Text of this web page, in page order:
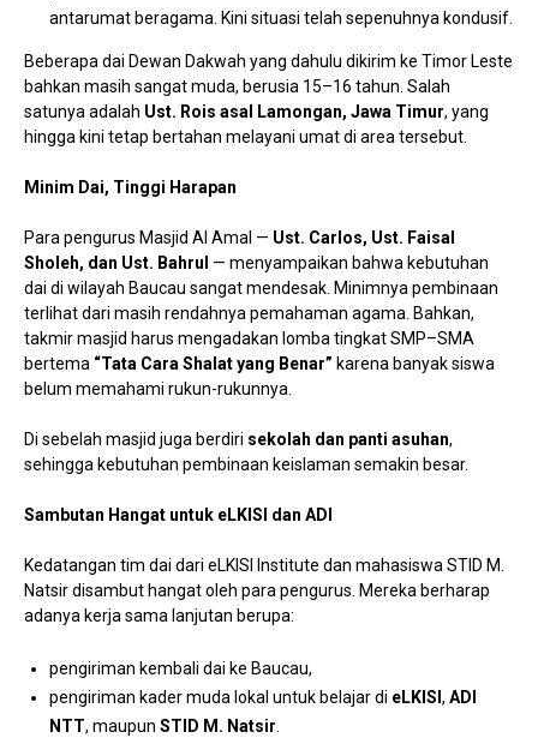
antarumat beragama. Kini situasi telah sepenuhnya kondusif.
Beberapa dai Dewan Dakwah yang dahulu dikirim ke Timor Leste
bahkan masih sangat muda, berusia 15–16 tahun. Salah
satunya adalah Ust. Rois asal Lamongan, Jawa Timur, yang
hingga kini tetap bertahan melayani umat di area tersebut.
Minim Dai, Tinggi Harapan
Para pengurus Masjid Al Amal — Ust. Carlos, Ust. Faisal
Sholeh, dan Ust. Bahrul — menyampaikan bahwa kebutuhan
dai di wilayah Baucau sangat mendesak. Minimnya pembinaan
terlihat dari masih rendahnya pemahaman agama. Bahkan,
takmir masjid harus mengadakan lomba tingkat SMP–SMA
bertema “Tata Cara Shalat yang Benar” karena banyak siswa
belum memahami rukun-rukunnya.
Di sebelah masjid juga berdiri sekolah dan panti asuhan,
sehingga kebutuhan pembinaan keislaman semakin besar.
Sambutan Hangat untuk eLKISI dan ADI
Kedatangan tim dai dari eLKISI Institute dan mahasiswa STID M.
Natsir disambut hangat oleh para pengurus. Mereka berharap
adanya kerja sama lanjutan berupa:
pengiriman kembali dai ke Baucau,
pengiriman kader muda lokal untuk belajar di eLKISI , ADI
NTT, maupun STID M. Natsir